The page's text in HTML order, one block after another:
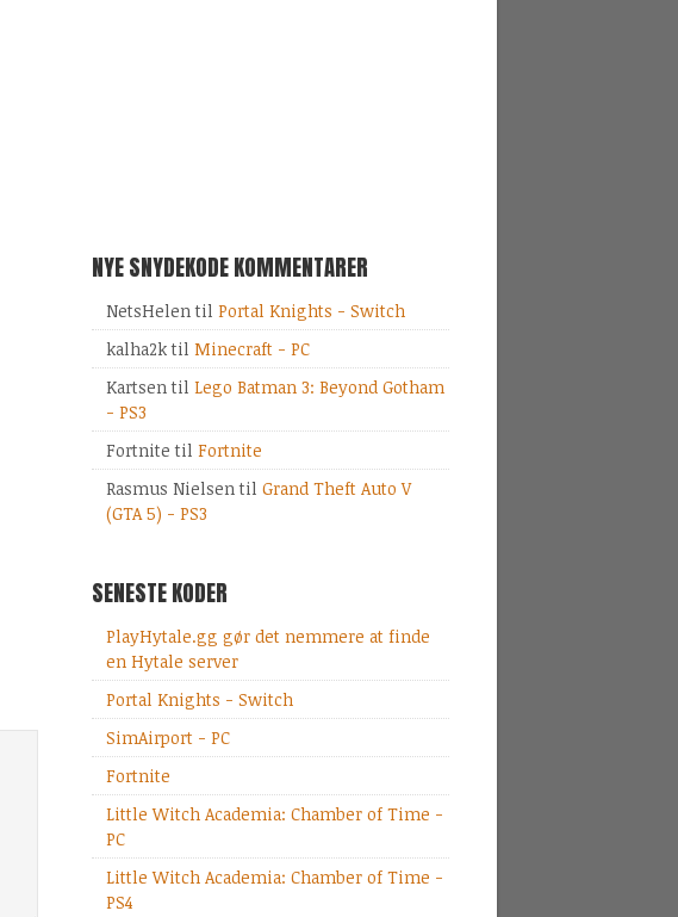
NYE SNYDEKODE KOMMENTARER
NetsHelentil Portal Knights - Switch
kalha2ktil Minecraft - PC
Kartsentil Lego Batman 3: Beyond Gotham
- PS3
Fortnite til Fortnite
Rasmus Nielsentil Grand Theft Auto V
(GTA 5) - PS3
SENESTE KODER
PlayHytale.gg gør det nemmere at finde
en Hytale server
Portal Knights - Switch
SimAirport - PC
Fortnite
Little Witch Academia: Chamber of Time -
PC
Little Witch Academia: Chamber of Time -
PS4